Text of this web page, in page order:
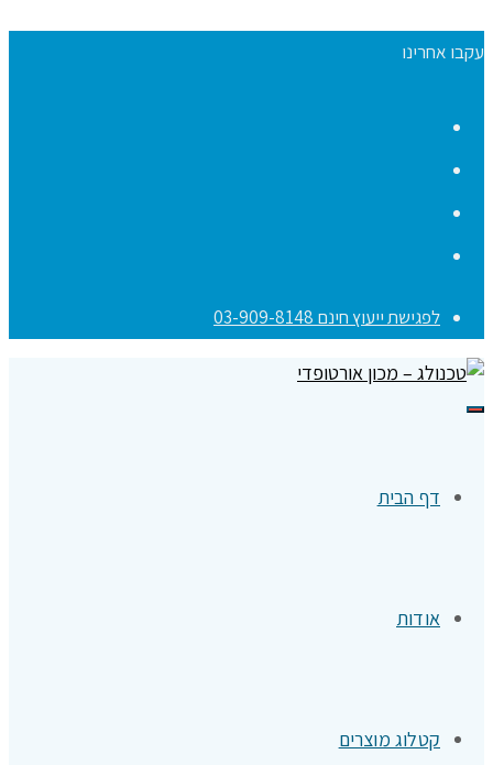
עקבו אחרינו
לפגישת ייעוץ חינם 03-909-8148
תפריט
דף הבית
אודות
קטלוג מוצרים